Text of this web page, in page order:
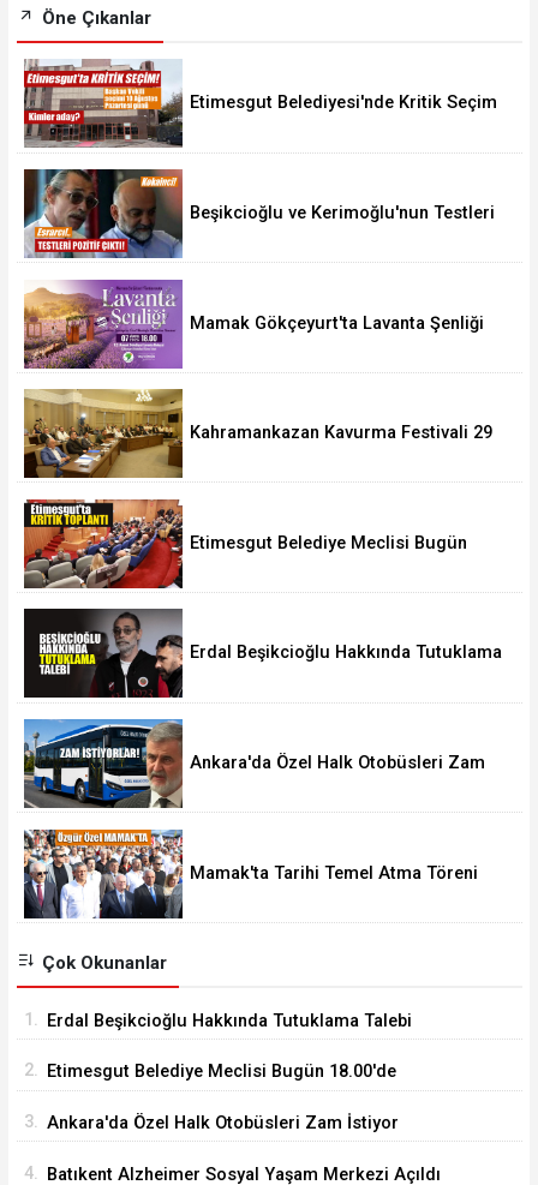
Öne Çıkanlar
Etimesgut Belediyesi'nde Kritik Seçim
Beşikcioğlu ve Kerimoğlu'nun Testleri
Mamak Gökçeyurt'ta Lavanta Şenliği
Kahramankazan Kavurma Festivali 29
Etimesgut Belediye Meclisi Bugün
Erdal Beşikcioğlu Hakkında Tutuklama
Ankara'da Özel Halk Otobüsleri Zam
Mamak'ta Tarihi Temel Atma Töreni
Çok Okunanlar
1. Erdal Beşikcioğlu Hakkında Tutuklama Talebi
2. Etimesgut Belediye Meclisi Bugün 18.00'de
3. Ankara'da Özel Halk Otobüsleri Zam İstiyor
4. Batıkent Alzheimer Sosyal Yaşam Merkezi Açıldı